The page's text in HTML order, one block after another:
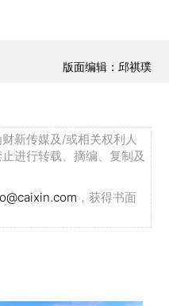
版面编辑：邱祺璞
新传媒及/或相关权利人
进行转载、摘编、复制及
，获得书面